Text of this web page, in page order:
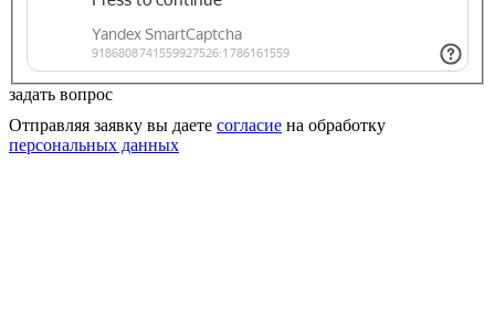
задать вопрос
Отправляя заявку вы даете согласие на обработку
персональных данных